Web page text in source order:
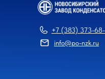
info@po-nzk.ru
+7 (383) 373-